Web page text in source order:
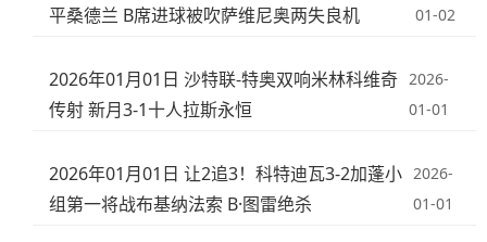
平桑德兰 B席进球被吹萨维尼奥两失良机
01-02
2026年01月01日 沙特联-特奥双响米林科维奇
传射 新月3-1十人拉斯永恒
2026-
01-01
2026年01月01日 让2追3！科特迪瓦3-2加蓬小
组第一将战布基纳法索 B·图雷绝杀
2026-
01-01